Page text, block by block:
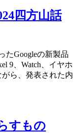
り
レ
な
四方山話第
by
9、Watch、イヤホ
ら、発表された内
すもの